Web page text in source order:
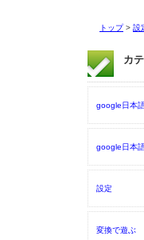
トップ> 設
カ
google日本
google日本
設定
変換で遊ぶ